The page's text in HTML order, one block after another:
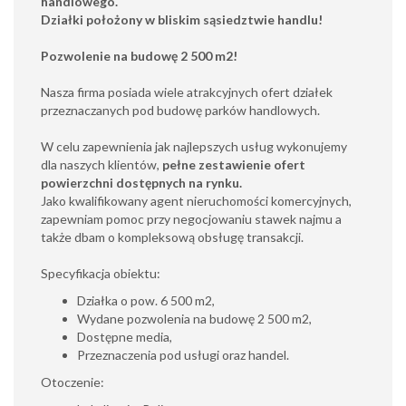
Działki położony w bliskim sąsiedztwie handlu!
Pozwolenie na budowę 2 500 m2!
Nasza firma posiada wiele atrakcyjnych ofert działek
przeznaczanych pod budowę parków handlowych.
W celu zapewnienia jak najlepszych usług wykonujemy
dla naszych klientów, pełne zestawienie ofert
powierzchni dostępnych na rynku.
Jako kwalifikowany agent nieruchomości komercyjnych,
zapewniam pomoc przy negocjowaniu stawek najmu a
także dbam o kompleksową obsługę transakcji.
Specyfikacja obiektu:
Działka o pow. 6 500 m2,
Wydane pozwolenia na budowę 2 500 m2,
Dostępne media,
Przeznaczenia pod usługi oraz handel.
Otoczenie: